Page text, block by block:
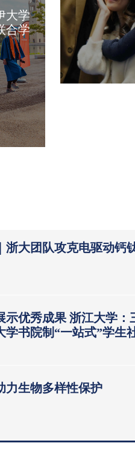
大学
合学
浙大团队攻克电驱动钙
示优秀成果 浙江大学：
书院制“一站式”学生
力生物多样性保护